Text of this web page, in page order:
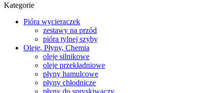
Kategorie
Pióra wycieraczek
zestawy na przód
pióra tylnej szyby
Oleje, Płyny, Chemia
oleje silnikowe
oleje przekładniowe
płyny hamulcowe
płyny chłodnicze
płyny do spryskiwaczy